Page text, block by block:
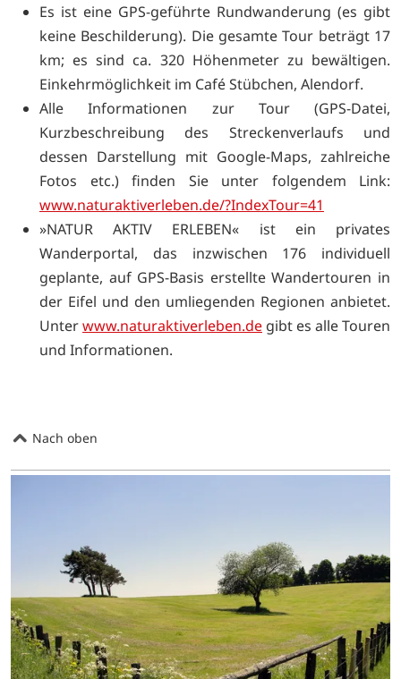
Es ist eine GPS-geführte Rundwanderung (es gibt
keine Beschilderung). Die gesamte Tour beträgt 17
km; es sind ca. 320 Höhenmeter zu bewältigen.
Einkehrmöglichkeit im Café Stübchen, Alendorf.
Alle Informationen zur Tour (GPS-Datei,
Kurzbeschreibung des Streckenverlaufs und
dessen Darstellung mit Google-Maps, zahlreiche
Fotos etc.) finden Sie unter folgendem Link:
www.naturaktiverleben.de/?IndexTour=41
»NATUR AKTIV ERLEBEN« ist ein privates
Wanderportal, das inzwischen 176 individuell
geplante, auf GPS-Basis erstellte Wandertouren in
der Eifel und den umliegenden Regionen anbietet.
Unterwww.naturaktiverleben.de gibt es alle Touren
und Informationen.
Nach oben